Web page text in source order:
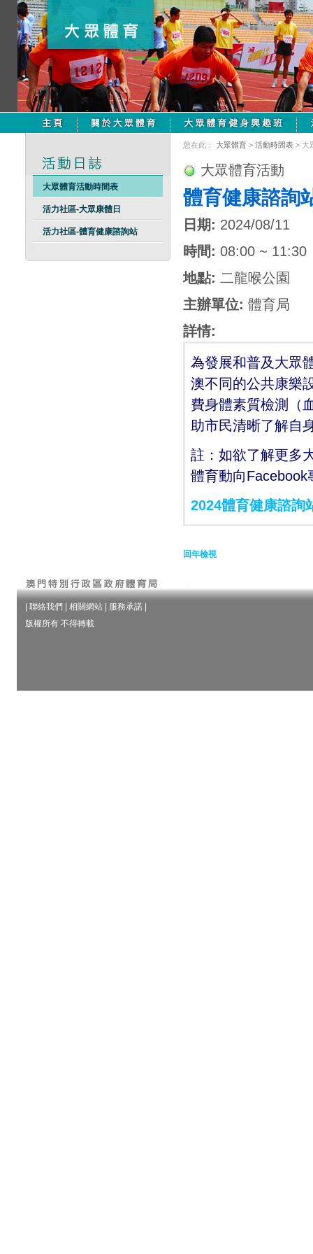
大眾體育活動時間表
活力社區-大眾康體日
活力社區-體育健康諮詢站
您在此： 大眾體育 > 活動時間表 > 大
大眾體育活動
體育健康諮詢
日期: 2024/08/11
時間: 08:00 ~ 11:30
地點: 二龍喉公園
主辦單位: 體育局
詳情:
為發展和普及大眾
澳不同的公共康樂
費身體素質檢測（
助市民清晰了解自
註：如欲了解更多
體育動向Facebook
2024體育健康諮詢
回年檢視
聯絡我們 相關網站 服務承諾
版權所有 不得轉載